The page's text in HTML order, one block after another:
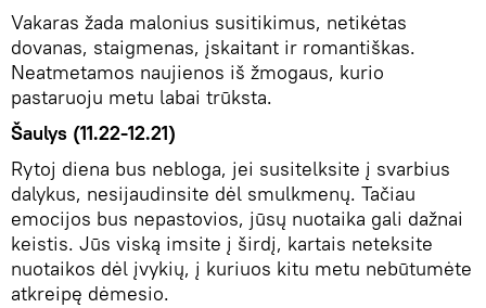
Vakaras žada malonius susitikimus, netikėtas
dovanas, staigmenas, įskaitant ir romantiškas.
Neatmetamos naujienos iš žmogaus, kurio
pastaruoju metu labai trūksta.
Šaulys (11.22-12.21)
Rytoj diena bus nebloga, jei susitelksite į svarbius
dalykus, nesijaudinsite dėl smulkmenų. Tačiau
emocijos bus nepastovios, jūsų nuotaika gali dažnai
keistis. Jūs viską imsite į širdį, kartais neteksite
nuotaikos dėl įvykių, į kuriuos kitu metu nebūtumėte
atkreipę dėmesio.